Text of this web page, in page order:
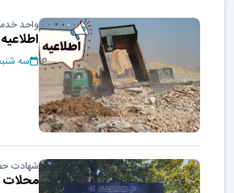
واحد
سه شنبه 13 آبان
شهادت
محلات